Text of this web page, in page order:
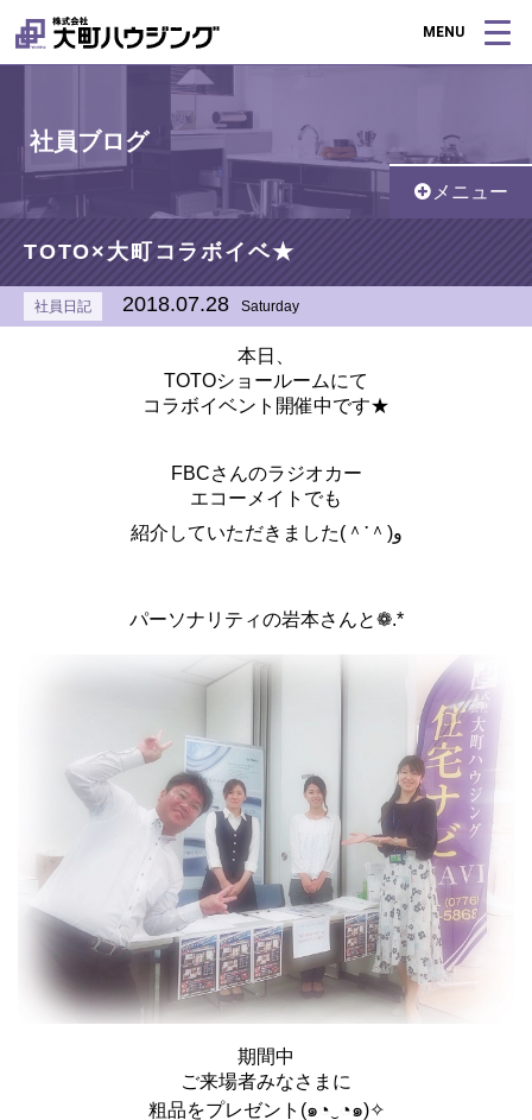
MENU
社員ブログ
メニュー
TOTO×大町コラボイベ★
社員日記 2018.07.28 Saturday
本日、
TOTOショールームにて
コラボイベント開催中です★
FBCさんのラジオカー
エコーメイトでも
紹介していただきました(＾་＾)و
パーソナリティの岩本さんと❁.*
期間中
ご来場者みなさまに
粗品をプレゼント(๑◔‿◔๑)✧